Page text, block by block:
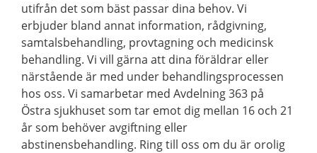
utifrån det som bäst passar dina behov. Vi
erbjuder bland annat information, rådgivning,
samtalsbehandling, provtagning och medicinsk
behandling. Vi vill gärna att dina föräldrar eller
närstående är med under behandlingsprocessen
hos oss. Vi samarbetar med Avdelning 363 på
Östra sjukhuset som tar emot dig mellan 16 och 21
år som behöver avgiftning eller
abstinensbehandling. Ring till oss om du är orolig